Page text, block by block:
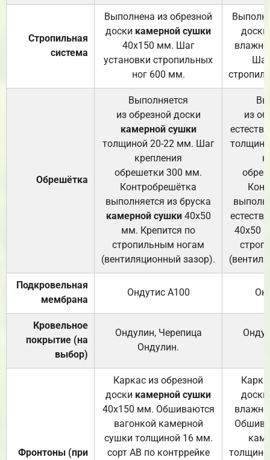
Стропильная
система
Выполнена из обрезной
доски камерной сушки
40х150 мм. Шаг
установки стропильных
ног 600 мм.
доски
Обрешётка
Выполняется
из обрезной доски
камерной сушки
толщиной 20-22 мм. Шаг
крепления
обрешетки 300 мм.
Контробрешётка
выполняется из бруска
камерной сушки40х50
мм. Крепится по
стропильным ногам
(вентиляционный зазор).
из
40х50
Подкровельная
мембрана
Ондутис А100
Кровельное
покрытие (на
выбор)
Ондулин, Черепица
Ондулин.
Фронтоны (при
Каркас из обрезной
доски камерной сушки
40х150 мм. Обшиваются
вагонкой камерной
сушки толщиной 16 мм.
сорт АВ по контррейке
доски